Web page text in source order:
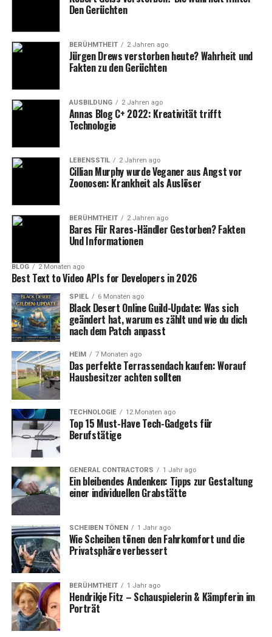
Die Ehefrau von Björn Höcke soll eine bedeutende
Stütze in seinem Leben sein und ihm helfen, die
Herausforderungen seines politischen Engagements zu
meistern. In Interviews und öffentlichen Auftritten hat
Höcke immer wieder betont, wie wichtig seine Familie
für ihn ist und welche Rolle seine Frau in seinem Leben
spielt. Diese Tatsache hat dazu beigetragen, dass sich
viele Menschen ein differenziertes Bild von Höcke
machen – einen Mann, der nicht nur durch seine
politischen Aussagen auffällt, sondern auch ein
Familienmensch zu sein scheint.
Höckes Familie: Kinder und das
private Leben
über sein Familienleben hält der AfD-Politiker jedoch
größtenteils aus der Öffentlichkeit heraus. Dies hat viele
Gründe: Zum einen schützt er seine Kinder vor einer
unnötigen Medienpräsenz, zum anderen möchte er
verhindern, dass seine Familie als politisches
Höcke eine enge Bindung zu seinen Kindern pflegt und
diese in einem traditionell geprägten Umfeld
aufwachsen.
Die Familie Höcke lebt in Thüringen, wo auch seine
politische Karriere ihren Ursprung nahm. Die ländliche
Umgebung und die Tatsache, dass seine Familie
außerhalb des medialen Scheinwerfers lebt, stehen im
Kontrast zu Höckes oft polarisierenden Auftritten in
der Öffentlichkeit. Diese Entkopplung von seinem
Privatleben und seinem politischen Leben könnte zu
seinem persönlichen Rückzugsort und einer Quelle der
Ruhe inmitten seiner politischen Kontroversen werden.
Ein weiteres Thema zum Lesen:
Duisburg.
Björn Höcke in der Politik: Der
Einfluss seiner Familie
Den Gerüchten
BERÜHMTHEIT 2 Jahren ago
Jürgen Drews verstorben heute? Wahrheit und
Fakten zu den Gerüchten
AUSBILDUNG 2 Jahren ago
Annas Blog C+ 2022: Kreativität trifft
Technologie
LEBENSSTIL 2 Jahren ago
Cillian Murphy wurde Veganer aus Angst vor
Zoonosen: Krankheit als Auslöser
BERÜHMTHEIT 2 Jahren ago
Bares Für Rares-Händler Gestorben? Fakten
Und Informationen
BLOG 2 Monaten ago
Best Text to Video APIs for Developers in 2026
SPIEL 6 Monaten ago
Black Desert Online Guild-Update: Was sich
geändert hat, warum es zählt und wie du dich
nach dem Patch anpasst
HEIM 7 Monaten ago
Das perfekte Terrassendach kaufen: Worauf
Hausbesitzer achten sollten
TECHNOLOGIE 12 Monaten ago
Top 15 Must-Have Tech-Gadgets für
Berufstätige
GENERAL CONTRACTORS 1 Jahr ago
Ein bleibendes Andenken: Tipps zur Gestaltung
einer individuellen Grabstätte
SCHEIBEN TÖNEN 1 Jahr ago
Wie Scheiben tönen den Fahrkomfort und die
Privatsphäre verbessert
BERÜHMTHEIT 1 Jahr ago
Hendrikje Fitz – Schauspielerin & Kämpferin im
Porträt